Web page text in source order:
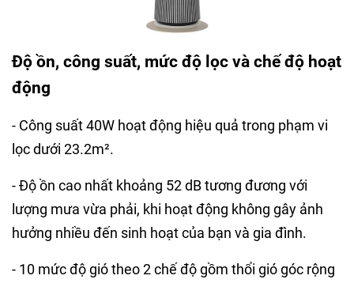
Độ ồn, công suất, mức độ lọc và chế độ hoạt
động
- Công suất 40W hoạt động hiệu quả trong phạm vi
lọc dưới 23.2m².
- Độ ồn cao nhất khoảng 52 dB tương đương với
lượng mưa vừa phải, khi hoạt động không gây ảnh
hưởng nhiều đến sinh hoạt của bạn và gia đình.
- 10 mức độ gió theo 2 chế độ gồm thổi gió góc rộng